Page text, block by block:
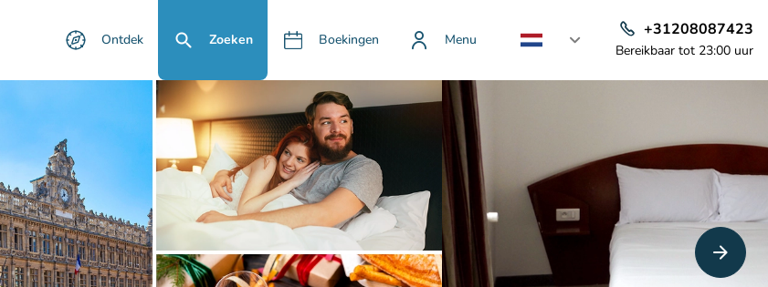
Ontdek Zoeken Boekingen Menu
+31208087423
Bereikbaar tot 23:00 uur